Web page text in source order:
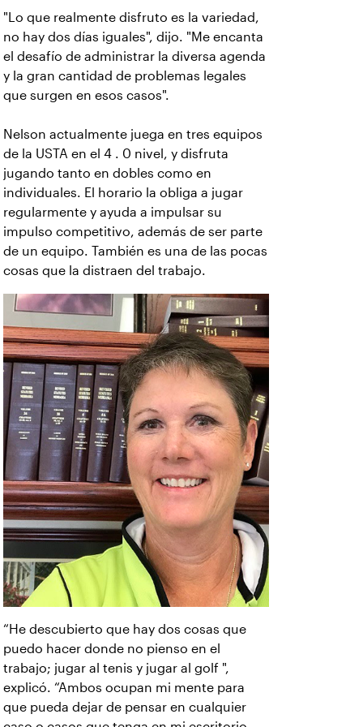
"Lo que realmente disfruto es la variedad,
no hay dos días iguales", dijo. "Me encanta
el desafío de administrar la diversa agenda
y la gran cantidad de problemas legales
que surgen en esos casos".
Nelson actualmente juega en tres equipos
de la USTA en el 4 . 0 nivel, y disfruta
jugando tanto en dobles como en
individuales. El horario la obliga a jugar
regularmente y ayuda a impulsar su
impulso competitivo, además de ser parte
de un equipo. También es una de las pocas
cosas que la distraen del trabajo.
“He descubierto que hay dos cosas que
puedo hacer donde no pienso en el
trabajo; jugar al tenis y jugar al golf ",
explicó. “Ambos ocupan mi mente para
que pueda dejar de pensar en cualquier